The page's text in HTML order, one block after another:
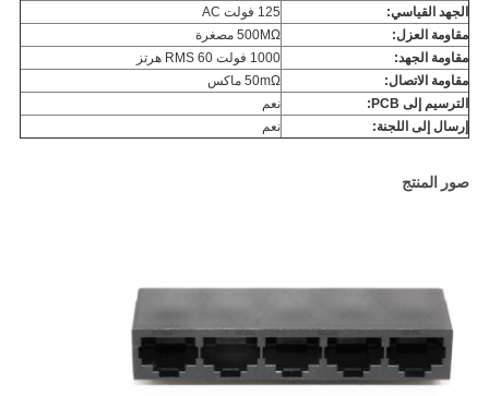
الجهد القياسي:
125 فولت AC
مقاومة العزل:
500MΩ مصغرة
مقاومة الجهد:
1000 فولت RMS 60 هرتز
مقاومة الاتصال:
50mΩ ماكس
الترسيم إلى PCB:
نعم
إرسال إلى اللجنة:
نعم
صور المنتج